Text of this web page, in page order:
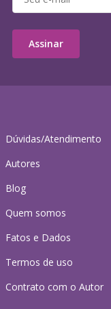
Dúvidas/Atendimento
Autores
Blog
Quem somos
Fatos e Dados
Termos de uso
Contrato com o Autor
Assinar